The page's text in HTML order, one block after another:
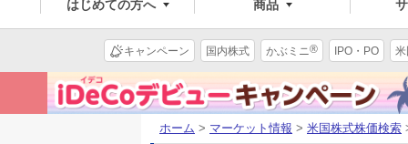
はじめての方へ 商品
キャンペーン 国内株式 かぶミニ® IPO・PO
ホーム > マーケット情報 > 米国株式株価検索